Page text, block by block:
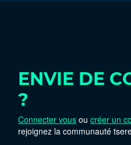
ENVIE DE
?
Connecter vous oucréer un
rejoignez la communauté